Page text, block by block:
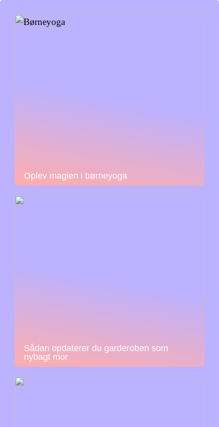
Oplev magien i børneyoga
Sådan opdaterer du garderoben som
nybagt mor